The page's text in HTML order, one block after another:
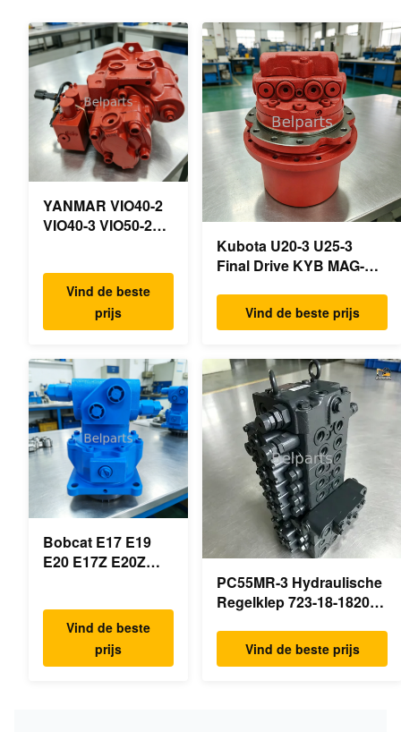
YANMAR VIO40-2
VIO40-3 VIO50-2
Hoofdhydraulische
pomp OEM
PSVD2-17E B0600-
16017
Minigraafmachine
Vind de beste
prijs
Kubota U20-3 U25-3
Final Drive KYB MAG-
Reismotor B0240-18076
RB511-61290 RB559-
mini-
graafmachineonderdelen
Vind de beste prijs
Bobcat E17 E19
E20 E17Z E20Z
7024419 Voor mini
graafmachine
Vind de beste
prijs
PC55MR-3 Hydraulische
Regelklep 723-18-18200
18202 voor KOMATSU
Graafmachine Originele
Vind de beste prijs